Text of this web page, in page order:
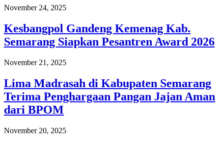
November 24, 2025
Kesbangpol Gandeng Kemenag Kab.
Semarang Siapkan Pesantren Award 2026
November 21, 2025
Lima Madrasah di Kabupaten Semarang
Terima Penghargaan Pangan Jajan Aman
dari BPOM
November 20, 2025